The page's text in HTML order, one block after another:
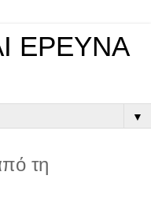
ΕΡΕΥΝΑ
▼
τη